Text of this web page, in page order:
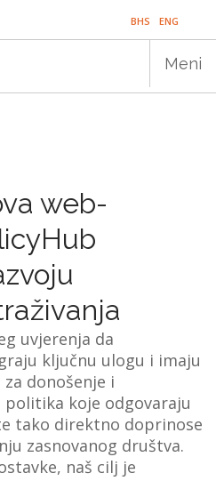
BHS ENG
Meni
web-
uvjerenja da
ključnu ulogu i imaju
donošenje i
koje odgovaraju
tako direktno doprinose
zasnovanog društva.
naš cilj je